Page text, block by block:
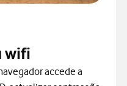
wifi
accede a